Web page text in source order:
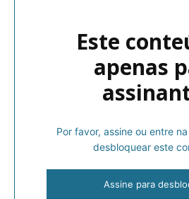
Este
apenas
Por favor, assine ou entre
desbloquear este
Assine para